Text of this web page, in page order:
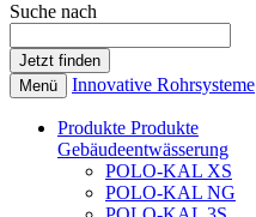
Suche nach
Menü Innovative Rohrsysteme
Produkte Produkte
Gebäudeentwässerung
POLO-KAL XS
POLO-KAL NG